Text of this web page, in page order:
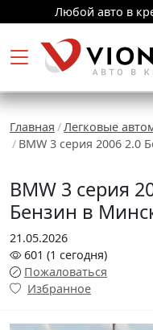
Любой авто в
Главная Легковые
BMW 3 серия 2006 2.0
BMW 3 серия
Бензин в
21.05.2026
601 (1 сегодня)
Пожаловаться
Избранное